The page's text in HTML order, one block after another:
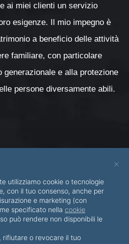
ai miei clienti un servizio
esigenze. Il mio impegno è
a beneficio delle attività
familiare, con particolare
generazionale e alla protezione
persone diversamente abili.
SERVIZI
CONTATTI
×
utilizziamo cookie o tecnologie
con il tuo consenso, anche per
e marketing (con
specificato nella cookie
può rendere non disponibili le
rifiutare o revocare il tuo